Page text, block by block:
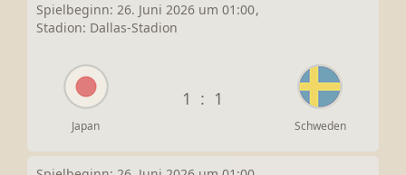
Spielbeginn: 26. Juni 2026 um 01:00
Stadion: Dallas-Stadion
Japan
1 : 1
Schweden